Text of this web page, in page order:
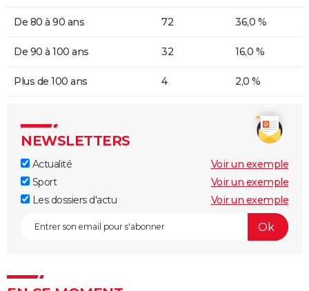
De 80 à 90 ans 72 36,0 %
De 90 à 100 ans 32 16,0 %
Plus de 100 ans 4 2,0 %
NEWSLETTERS
Actualité
Voir un exemple
Sport
Voir un exemple
Les dossiers d'actu
Voir un exemple